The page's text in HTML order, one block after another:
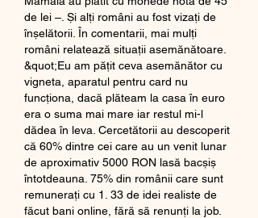
de lei –. Și alți români au fost vizați de
înșelătorii. În comentarii, mai mulți
români relatează situații asemănătoare.
&quot;Eu am pățit ceva asemănător cu
vigneta, aparatul pentru card nu
funcționa, dacă plăteam la casa în euro
era o suma mai mare iar restul mi-l
dădea în leva. Cercetătorii au descoperit
că 60% dintre cei care au un venit lunar
de aproximativ 5000 RON lasă bacșiș
întotdeauna. 75% din românii care sunt
remunerați cu 1. 33 de idei realiste de
făcut bani online, fără să renunți la job.